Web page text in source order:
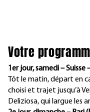
Votre
1er jour, samedi – Suisse
Tôt le matin, départ en
choisi et trajet jusqu’à
Deliziosa, qui largue les